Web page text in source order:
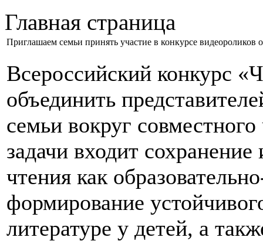
Главная страница
Приглашаем семьи принять участие в конкурсе
Всероссийский конкурс
объединить
семьи вокруг
задачи входит
чтения как
формирование
литературе у детей, а